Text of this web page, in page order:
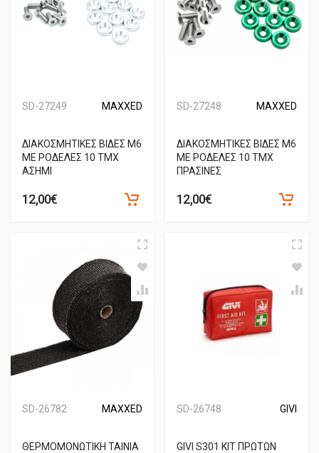
SD-27249 MAXXED
ΔΙΑΚΟΣΜΗΤΙΚΕΣ ΒΙΔΕΣ Μ6
ΜΕ ΡΟΔΕΛΕΣ 10 ΤΜΧ
ΑΣΗΜΙ
12,00€
SD-27248 MAXXED
ΔΙΑΚΟΣΜΗΤΙΚΕΣ ΒΙΔΕΣ Μ6
ΜΕ ΡΟΔΕΛΕΣ 10 ΤΜΧ
ΠΡΑΣΙΝΕΣ
12,00€
SD-26782 MAXXED
ΘΕΡΜΟΜΟΝΩΤΙΚΗ ΤΑΙΝΙΑ
SD-26748 GIVI
GIVI S301 ΚΙΤ ΠΡΩΤΩΝ